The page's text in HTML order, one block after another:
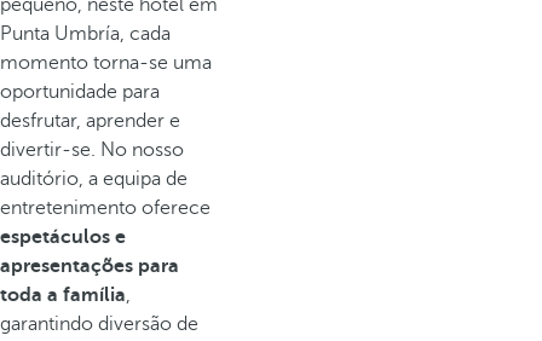
pequeno, neste hotel em
Punta Umbría, cada
momento torna-se uma
oportunidade para
desfrutar, aprender e
divertir-se. No nosso
auditório, a equipa de
entretenimento oferece
espetáculos e
apresentações para
toda a família,
garantindo diversão de